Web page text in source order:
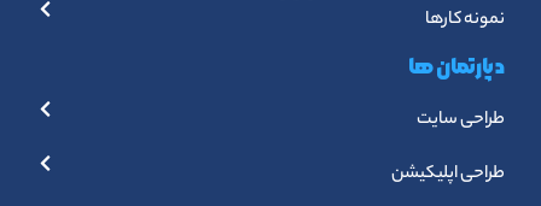
نمونه کارها
دپارتمان ها
طراحی سایت
طراحی اپلیکیشن